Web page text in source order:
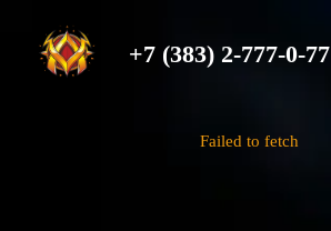
+7 (383) 2-777-0-77
Failed to fetch